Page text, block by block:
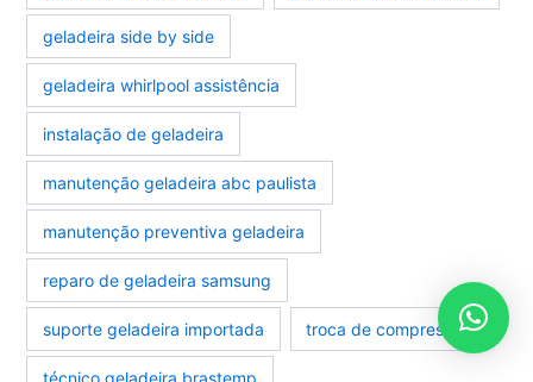
geladeira side by side
geladeira whirlpool assistência
instalação de geladeira
manutenção geladeira abc paulista
manutenção preventiva geladeira
reparo de geladeira samsung
suporte geladeira importada troca de compressor